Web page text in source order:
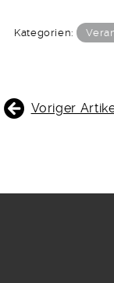
Kategorien:
Voriger